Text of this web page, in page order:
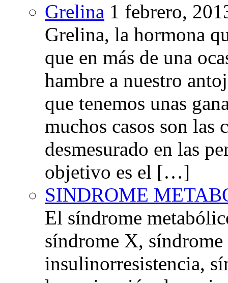
Grelina 1 febrero,
Grelina, la hormona
que en más de una
hambre a nuestro
que tenemos unas
muchos casos son las
desmesurado en las
objetivo es el […]
SINDROME
El síndrome
síndrome X,
insulinorresistencia,